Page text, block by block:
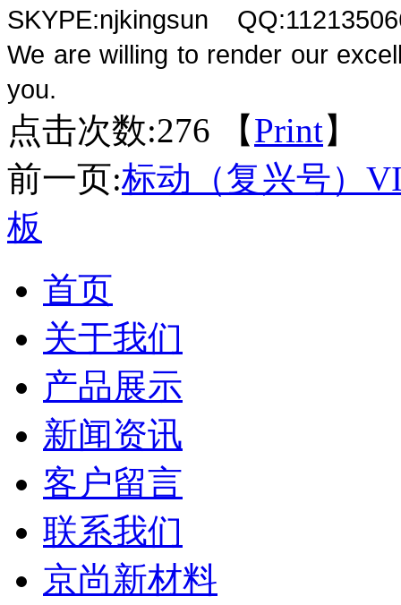
SKYPE:njkingsun
We are willing to render our
you.
点击次数:276 【Print】
前一页:标动（复兴号）
板
首页
关于我们
产品展示
新闻资讯
客户留言
联系我们
京尚新材料